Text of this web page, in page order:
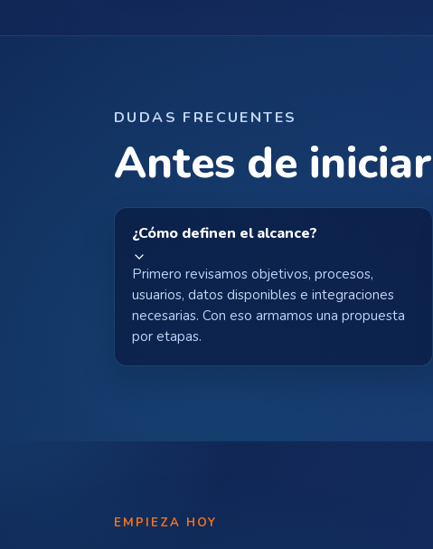
DUDAS FRECUENTES
Antes de iniciar
¿Cómo definen el alcance?
Primero revisamos objetivos, procesos,
usuarios, datos disponibles e integraciones
necesarias. Con eso armamos una propuesta
por etapas.
EMPIEZA HOY